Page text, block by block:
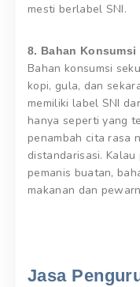
mesti berlabel SNI.
8. Bahan Konsumsi
Bahan konsumsi
kopi, gula, dan
memiliki label SNI
hanya seperti yang
penambah cita rasa
distandarisasi.
pemanis buatan,
makanan dan
Jasa